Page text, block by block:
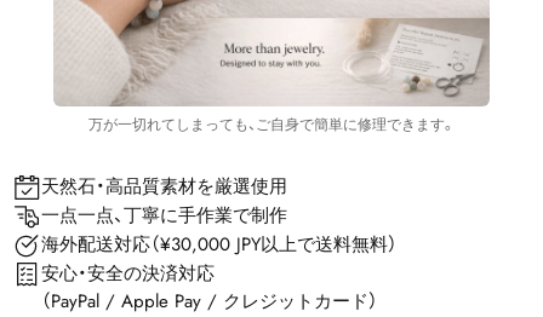
万が一切れてしまっても、ご自身で簡単に修理できます。
天然石・高品質素材を厳選使用
一点一点、丁寧に手作業で制作
海外配送対応（¥30,000 JPY以上で送料無料）
安心・安全の決済対応
（PayPal / Apple Pay / クレジットカード）